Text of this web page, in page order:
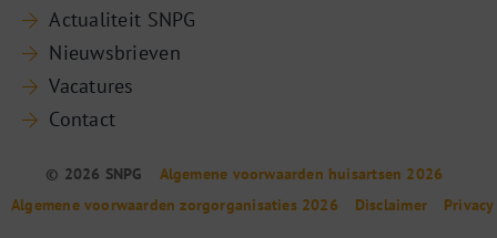
Actualiteit SNPG
Nieuwsbrieven
Vacatures
Contact
© 2026 SNPG
Algemene voorwaarden huisartsen 2026
Algemene voorwaarden zorgorganisaties 2026
Disclaimer Privacy